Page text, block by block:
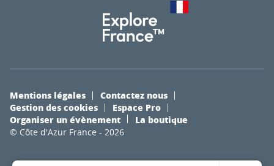
© Côte d'Azur France - 2026
Mentions légales
Contactez nous
Gestion des cookies
Espace Pro
Organiser un évènement
La boutique